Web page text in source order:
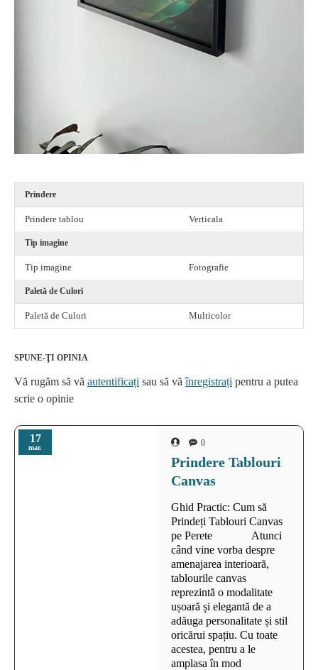
17
mar. 0
Prindere Tablouri
Canvas
Ghid Practic: Cum să
Prindeți Tablouri Canvas
pe Perete Atunci
când vine vorba despre
amenajarea interioară,
tablourile canvas
reprezintă o modalitate
ușoară și elegantă de a
adăuga personalitate și stil
oricărui spațiu. Cu toate
acestea, pentru a le
amplasa în mod
Prindere
Prindere tablou Verticala
Tip imagine
Tip imagine Fotografie
Paletă de Culori
Paletă de Culori Multicolor
SPUNE-ŢI OPINIA
Vă rugăm să vă autentificați sau să văînregistrați pentru a putea
scrie o opinie